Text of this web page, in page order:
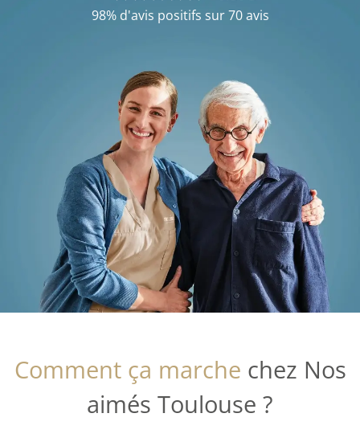
98% d'avis positifs sur 70 avis
Comment ça marche chez Nos
aimés Toulouse ?